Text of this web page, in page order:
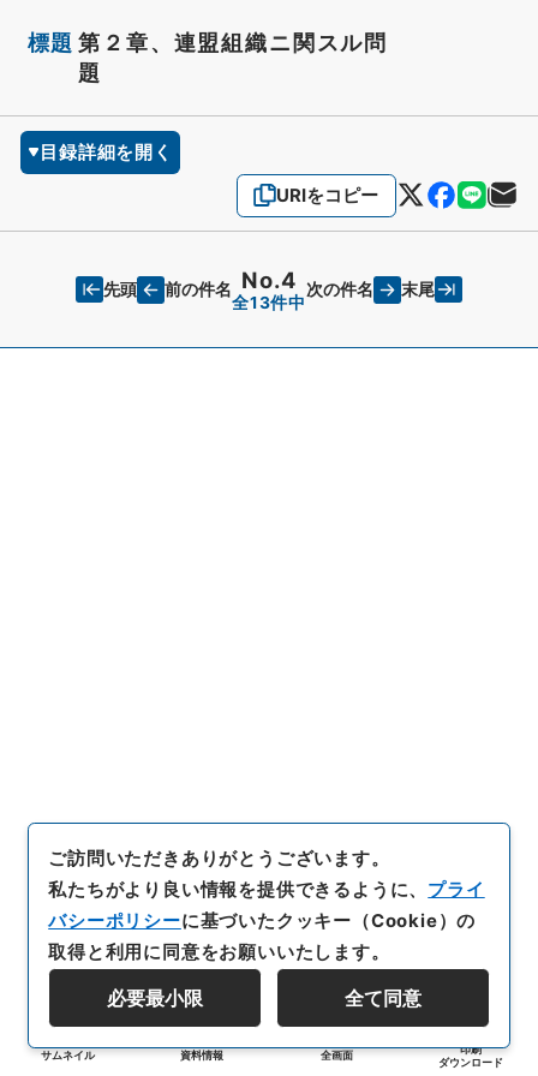
標題 第２章、連盟組織ニ関スル問
題
目録詳細を開く
URIをコピー
先頭 前の件名 No.4
全13件中
次の件名 末尾
サムネイル 資料情報 全画面
印刷
ダウンロード
ご訪問いただきありがとうございます。
私たちがより良い情報を提供できるように、 プライ
バシーポリシーに基づいたクッキー（Cookie）の
取得と利用に同意をお願いいたします。
必要最小限 全て同意